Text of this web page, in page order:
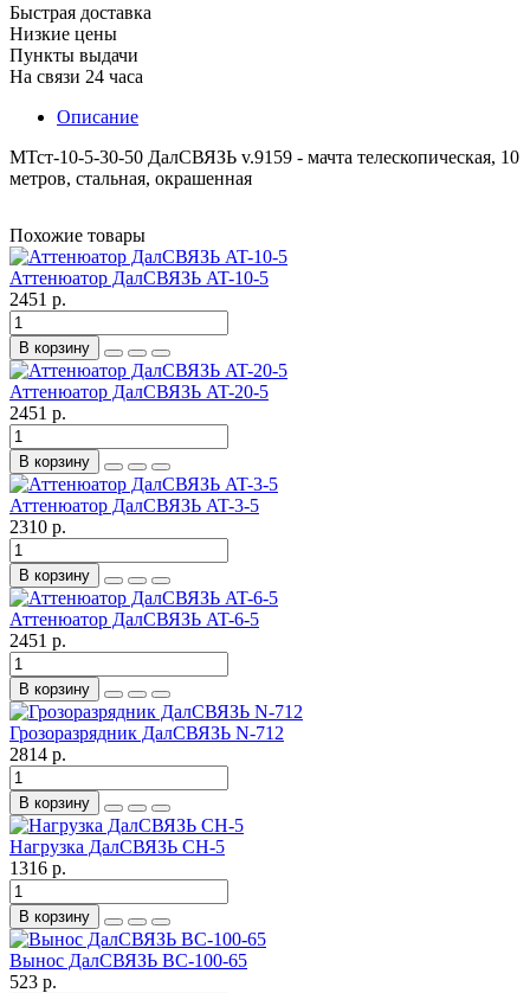
Быстрая доставка
Низкие цены
Пункты выдачи
На связи 24 часа
Описание
МТст-10-5-30-50 ДалСВЯЗЬ v.9159 - мачта телескопическая, 10
метров, стальная, окрашенная
Похожие товары
Аттенюатор ДалСВЯЗЬ AT-10-5
2451 р.
В корзину
Аттенюатор ДалСВЯЗЬ AT-20-5
2451 р.
В корзину
Аттенюатор ДалСВЯЗЬ AT-3-5
2310 р.
В корзину
Аттенюатор ДалСВЯЗЬ AT-6-5
2451 р.
В корзину
Грозоразрядник ДалСВЯЗЬ N-712
2814 р.
В корзину
Нагрузка ДалСВЯЗЬ CH-5
1316 р.
В корзину
Вынос ДалСВЯЗЬ BC-100-65
523 р.